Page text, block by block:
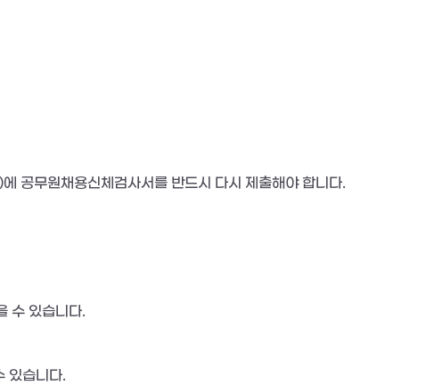
공무원채용신체검사서를 반드시 다시 제출해야 합니다.
수 있습니다.
있습니다.